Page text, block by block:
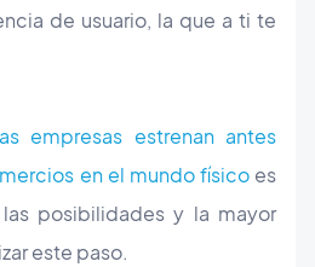
de usuario, la que a ti te
empresas estrenan antes
en el mundo físicoes
posibilidades y la mayor
este paso.